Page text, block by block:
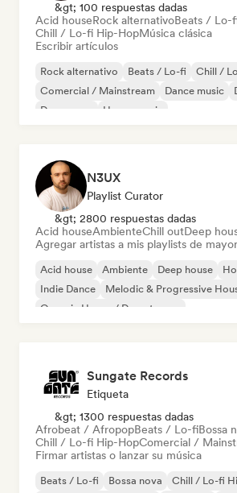
&gt; 100 respuestas dadas
Acid houseRock alternativoBeats / Lo-
Chill / Lo-fi Hip-HopMúsica clásica
Escribir artículos
Rock alternativo Beats / Lo-fi
Chill /
Comercial / Mainstream
Dance music
Dream pop
House music
N3UX
Playlist Curator
&gt; 2800 respuestas dadas
Acid houseAmbienteChill outDeep
Agregar artistas a mis playlists de
Acid house Ambiente Deep house
Indie Dance
Melodic & Progressive
Organic House / Downtempo
Sungate Records
Etiqueta
&gt; 1300 respuestas dadas
Afrobeat / AfropopBeats / Lo-fiBossa
Chill / Lo-fi Hip-HopComercial /
Firmar artistas o lanzar su música
Beats / Lo-fi Bossa nova
Chill / Lo-fi